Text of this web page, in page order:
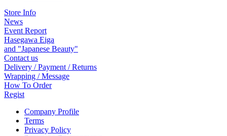
Store Info
News
Event Report
Hasegawa Eiga
and "Japanese Beauty"
Contact us
Delivery / Payment / Returns
Wrapping / Message
How To Order
Regist
Company Profile
Terms
Privacy Policy